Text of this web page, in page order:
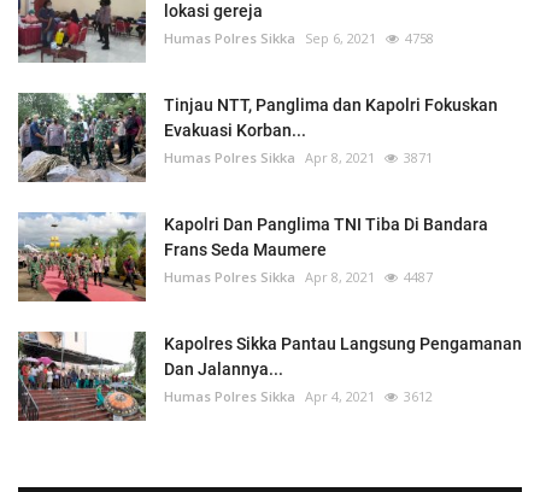
lokasi gereja
Humas Polres Sikka Sep 6, 2021 4758
Tinjau NTT, Panglima dan Kapolri Fokuskan
Evakuasi Korban...
Humas Polres Sikka Apr 8, 2021 3871
Kapolri Dan Panglima TNI Tiba Di Bandara
Frans Seda Maumere
Humas Polres Sikka Apr 8, 2021 4487
Kapolres Sikka Pantau Langsung Pengamanan
Dan Jalannya...
Humas Polres Sikka Apr 4, 2021 3612